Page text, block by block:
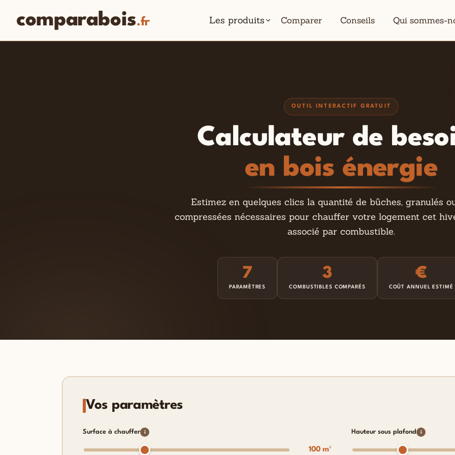
comparabois.fr Les produits Comparer Conseils Qui sommes-
OUTIL INTERACTIF GRATUIT
Calculateur de
en bois énergie
Estimez en quelques clics la quantité de bûches, granulés
compressées nécessaires pour chauffer votre logement cet
associé par combustible.
7
PARAMÈTRES
3
COMBUSTIBLES COMPARÉS
€
COÛT ANNUEL ESTIMÉ
Vos paramètres
Surface à chauffer i
100 m²
Hauteur sous plafond i